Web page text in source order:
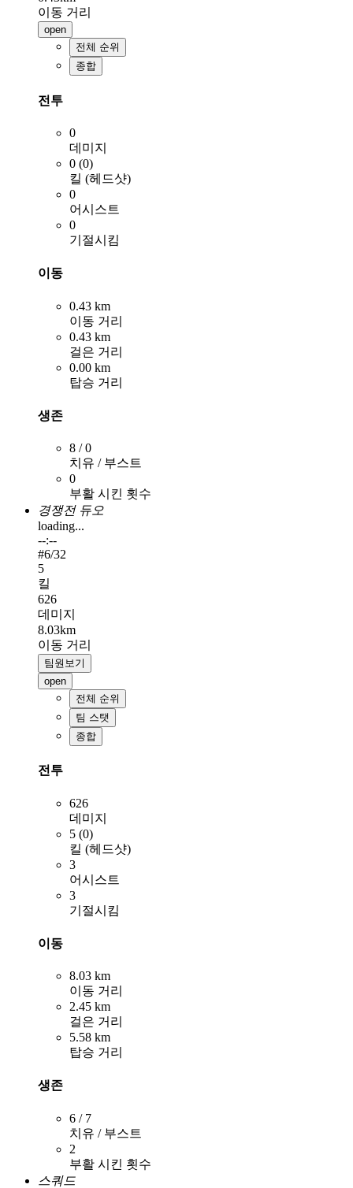
이동 거리
open
전체 순위
종합
전투
0
데미지
0 (0)
킬 (헤드샷)
0
어시스트
0
기절시킴
이동
0.43 km
이동 거리
0.43 km
걸은 거리
0.00 km
탑승 거리
생존
8 / 0
치유 / 부스트
0
부활 시킨 횟수
경쟁전 듀오
loading...
--:--
#6/32
5
킬
626
데미지
8.03km
이동 거리
팀원보기
open
전체 순위
팀 스탯
종합
전투
626
데미지
5 (0)
킬 (헤드샷)
3
어시스트
3
기절시킴
이동
8.03 km
이동 거리
2.45 km
걸은 거리
5.58 km
탑승 거리
생존
6 / 7
치유 / 부스트
2
부활 시킨 횟수
스쿼드